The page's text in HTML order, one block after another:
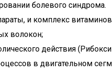
болевого синдрома.
и комплекс
волокон;
действия
в двигательном